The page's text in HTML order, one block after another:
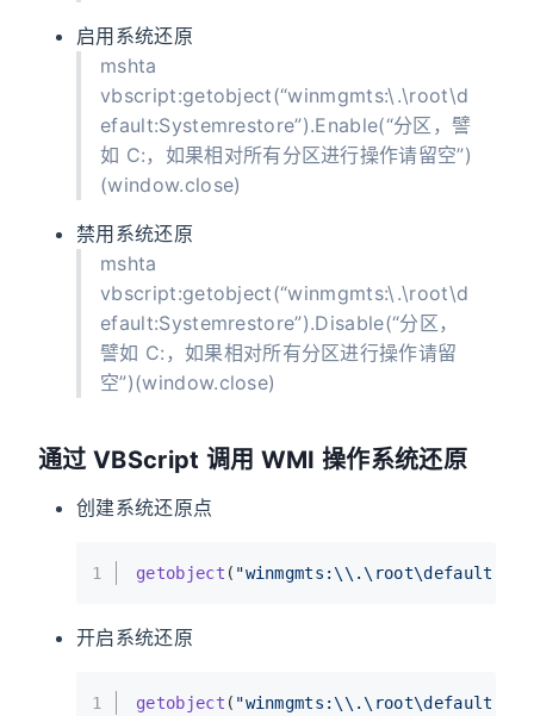
启用系统还原
mshta
vbscript:getobject(“winmgmts:\.\root\d
efault:Systemrestore”).Enable(“分区，譬
如 C:，如果相对所有分区进行操作请留空”)
(window.close)
禁用系统还原
mshta
vbscript:getobject(“winmgmts:\.\root\d
efault:Systemrestore”).Disable(“分区，
譬如 C:，如果相对所有分区进行操作请留
空”)(window.close)
通过 VBScript 调用 WMI 操作系统还原
创建系统还原点
1 getobject (
开启系统还原
1 getobject (